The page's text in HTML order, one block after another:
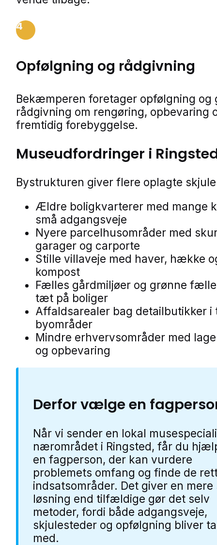
4
Opfølgning og rådgivning
Bekæmperen foretager opfølgning og
rådgivning om rengøring, opbevaring
fremtidig forebyggelse.
Museudfordringer i
Bystrukturen giver flere oplagte
Ældre boligkvarterer med mange
små adgangsveje
Nyere parcelhusområder med
garager og carporte
Stille villaveje med haver, hække
kompost
Fælles gårdmiljøer og grønne
tæt på boliger
Affaldsarealer bag detailbutikker
byområder
Mindre erhvervsområder med
og opbevaring
Derfor vælge en
Når vi sender en lokal
nærområdet i Ringsted, får du
en fagperson, der kan vurdere
problemets omfang og finde de
indsatsområder. Det giver en mere
løsning end tilfældige gør det selv
metoder, fordi både adgangsveje,
skjulesteder og opfølgning bliver
med.